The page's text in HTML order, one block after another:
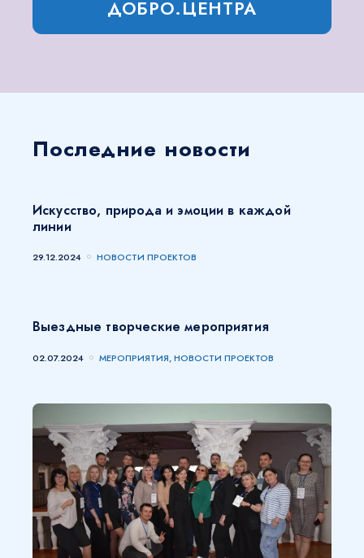
ДОБРО.ЦЕНТРА
Последние новости
Искусство, природа и эмоции в каждой
линии
29.12.2024 НОВОСТИ ПРОЕКТОВ
Выездные творческие мероприятия
02.07.2024 МЕРОПРИЯТИЯ, НОВОСТИ ПРОЕКТОВ